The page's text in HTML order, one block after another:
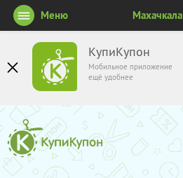
КупиКупон
Мобильное приложение
ещё удобнее
Меню Махачкала